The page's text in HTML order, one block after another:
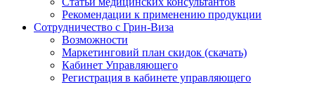
Рекомендации к применению продукции
Сотрудничество с Грин-Виза
Возможности
Маркетинговий план скидок (скачать)
Кабинет Управляющего
Регистрация в кабинете управляющего